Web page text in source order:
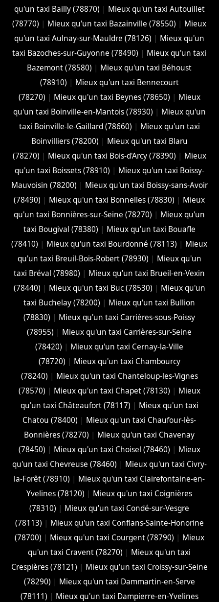
qu'un taxi Bailly (78870) | Mieux qu'un taxi Autouillet
(78770) | Mieux qu'un taxi Bazainville (78550) | Mieux
qu'un taxi Aulnay-sur-Mauldre (78126) | Mieux qu'un
taxi Bazoches-sur-Guyonne (78490) | Mieux qu'un taxi
Bazemont (78580) | Mieux qu'un taxi Béhoust
(78910) | Mieux qu'un taxi Bennecourt
(78270) | Mieux qu'un taxi Beynes (78650) | Mieux
qu'un taxi Boinville-en-Mantois (78930) | Mieux qu'un
taxi Boinville-le-Gaillard (78660) | Mieux qu'un taxi
Boinvilliers (78200) | Mieux qu'un taxi Blaru
(78270) | Mieux qu'un taxi Bois-d'Arcy (78390) | Mieux
qu'un taxi Boissets (78910) | Mieux qu'un taxi Boissy-
Mauvoisin (78200) | Mieux qu'un taxi Boissy-sans-Avoir
(78490) | Mieux qu'un taxi Bonnelles (78830) | Mieux
qu'un taxi Bonnières-sur-Seine (78270) | Mieux qu'un
taxi Bougival (78380) | Mieux qu'un taxi Bouafle
(78410) | Mieux qu'un taxi Bourdonné (78113) | Mieux
qu'un taxi Breuil-Bois-Robert (78930) | Mieux qu'un
taxi Bréval (78980) | Mieux qu'un taxi Brueil-en-Vexin
(78440) | Mieux qu'un taxi Buc (78530) | Mieux qu'un
taxi Buchelay (78200) | Mieux qu'un taxi Bullion
(78830) | Mieux qu'un taxi Carrières-sous-Poissy
(78955) | Mieux qu'un taxi Carrières-sur-Seine
(78420) | Mieux qu'un taxi Cernay-la-Ville
(78720) | Mieux qu'un taxi Chambourcy
(78240) | Mieux qu'un taxi Chanteloup-les-Vignes
(78570) | Mieux qu'un taxi Chapet (78130) | Mieux
qu'un taxi Châteaufort (78117) | Mieux qu'un taxi
Chatou (78400) | Mieux qu'un taxi Chaufour-lès-
Bonnières (78270) | Mieux qu'un taxi Chavenay
(78450) | Mieux qu'un taxi Choisel (78460) | Mieux
qu'un taxi Chevreuse (78460) | Mieux qu'un taxi Civry-
la-Forêt (78910) | Mieux qu'un taxi Clairefontaine-en-
Yvelines (78120) | Mieux qu'un taxi Coignières
(78310) | Mieux qu'un taxi Condé-sur-Vesgre
(78113) | Mieux qu'un taxi Conflans-Sainte-Honorine
(78700) | Mieux qu'un taxi Courgent (78790) | Mieux
qu'un taxi Cravent (78270) | Mieux qu'un taxi
Crespières (78121) | Mieux qu'un taxi Croissy-sur-Seine
(78290) | Mieux qu'un taxi Dammartin-en-Serve
(78111) | Mieux qu'un taxi Dampierre-en-Yvelines